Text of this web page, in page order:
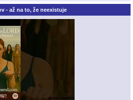
- až na to, že neexistuje